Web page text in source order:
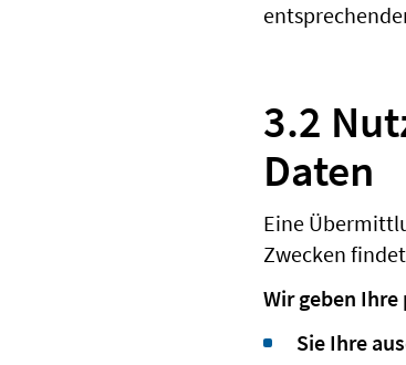
3.2
Daten
Eine
Zwecken
Wir geben
Sie Ihre